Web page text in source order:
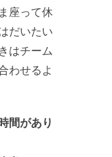
座って休
だいたい
はチーム
わせるよ
間があり